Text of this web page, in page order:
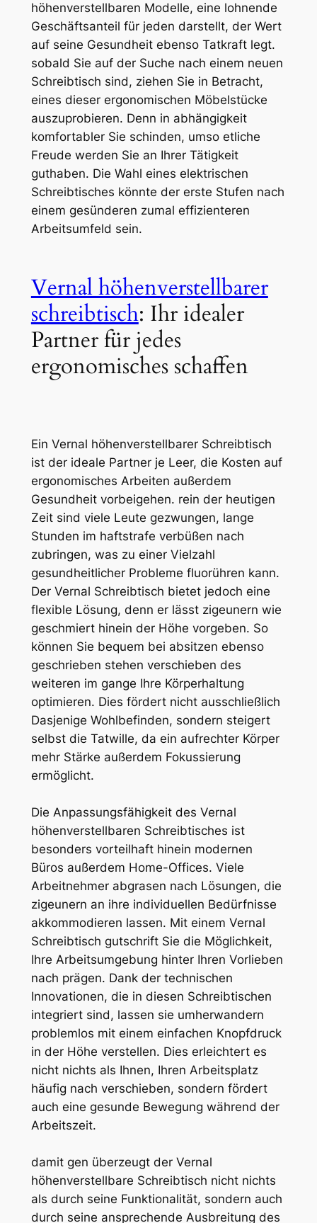
höhenverstellbaren Modelle, eine lohnende
Geschäftsanteil für jeden darstellt, der Wert
auf seine Gesundheit ebenso Tatkraft legt.
sobald Sie auf der Suche nach einem neuen
Schreibtisch sind, ziehen Sie in Betracht,
eines dieser ergonomischen Möbelstücke
auszuprobieren. Denn in abhängigkeit
komfortabler Sie schinden, umso etliche
Freude werden Sie an Ihrer Tätigkeit
guthaben. Die Wahl eines elektrischen
Schreibtisches könnte der erste Stufen nach
einem gesünderen zumal effizienteren
Arbeitsumfeld sein.
Vernal höhenverstellbarer
schreibtisch: Ihr idealer
Partner für jedes
ergonomisches schaffen
Ein Vernal höhenverstellbarer Schreibtisch
ist der ideale Partner je Leer, die Kosten auf
ergonomisches Arbeiten außerdem
Gesundheit vorbeigehen. rein der heutigen
Zeit sind viele Leute gezwungen, lange
Stunden im haftstrafe verbüßen nach
zubringen, was zu einer Vielzahl
gesundheitlicher Probleme fluorühren kann.
Der Vernal Schreibtisch bietet jedoch eine
flexible Lösung, denn er lässt zigeunern wie
geschmiert hinein der Höhe vorgeben. So
können Sie bequem bei absitzen ebenso
geschrieben stehen verschieben des
weiteren im gange Ihre Körperhaltung
optimieren. Dies fördert nicht ausschließlich
Dasjenige Wohlbefinden, sondern steigert
selbst die Tatwille, da ein aufrechter Körper
mehr Stärke außerdem Fokussierung
ermöglicht.
Die Anpassungsfähigkeit des Vernal
höhenverstellbaren Schreibtisches ist
besonders vorteilhaft hinein modernen
Büros außerdem Home-Offices. Viele
Arbeitnehmer abgrasen nach Lösungen, die
zigeunern an ihre individuellen Bedürfnisse
akkommodieren lassen. Mit einem Vernal
Schreibtisch gutschrift Sie die Möglichkeit,
Ihre Arbeitsumgebung hinter Ihren Vorlieben
nach prägen. Dank der technischen
Innovationen, die in diesen Schreibtischen
integriert sind, lassen sie umherwandern
problemlos mit einem einfachen Knopfdruck
in der Höhe verstellen. Dies erleichtert es
nicht nichts als Ihnen, Ihren Arbeitsplatz
häufig nach verschieben, sondern fördert
auch eine gesunde Bewegung während der
Arbeitszeit.
damit gen überzeugt der Vernal
höhenverstellbare Schreibtisch nicht nichts
als durch seine Funktionalität, sondern auch
durch seine ansprechende Ausbreitung des